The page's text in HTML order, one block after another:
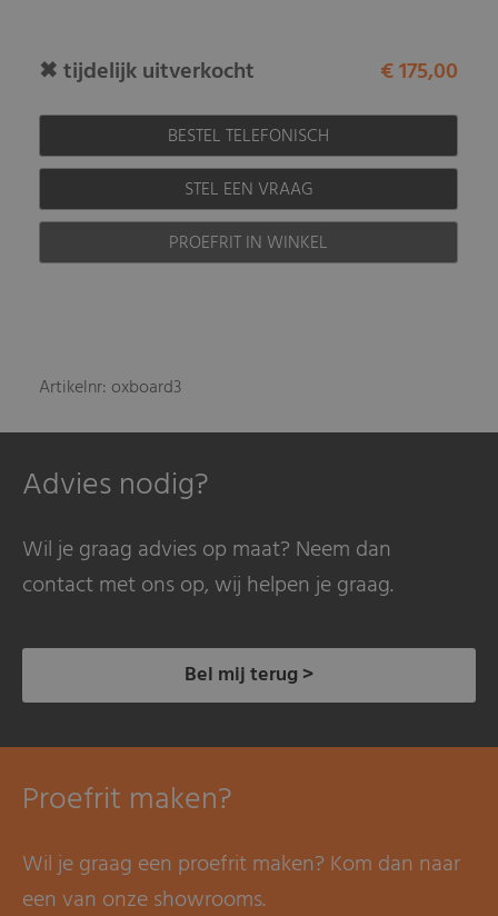
✖ tijdelijk uitverkocht € 175,00
BESTEL TELEFONISCH
STEL EEN VRAAG
PROEFRIT IN WINKEL
Artikelnr: oxboard3
Advies nodig?
Wil je graag advies op maat? Neem dan
contact met ons op, wij helpen je graag.
Bel mij terug >
Proefrit maken?
Wil je graag een proefrit maken? Kom dan naar
een van onze showrooms.